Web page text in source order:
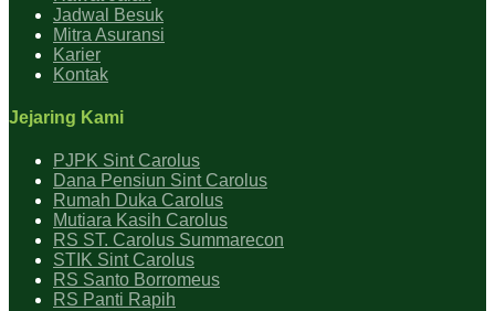
Jadwal Besuk
Mitra Asuransi
Karier
Kontak
Jejaring Kami
PJPK Sint Carolus
Dana Pensiun Sint Carolus
Rumah Duka Carolus
Mutiara Kasih Carolus
RS ST. Carolus Summarecon
STIK Sint Carolus
RS Santo Borromeus
RS Panti Rapih